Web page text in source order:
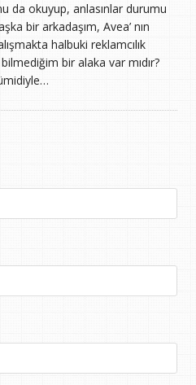
da okuyup, anlasınlar durumu
bir arkadaşım, Avea’ nın
halbuki reklamcılık
bir alaka var mıdır?